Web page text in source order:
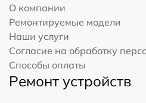
О компании
Ремонтируемые модели
Наши услуги
Согласие на обработку
Способы оплаты
Ремонт устройств